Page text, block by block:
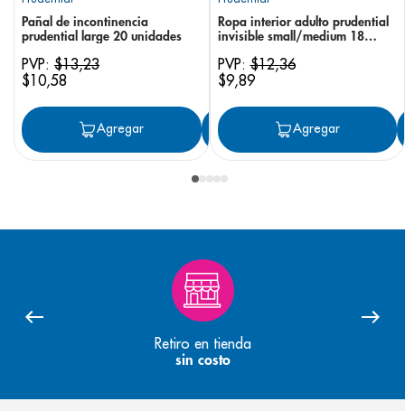
Pañal de incontinencia
prudential large 20 unidades
PVP: $13,23
$10,58
Agregar Agregar
Ropa interior adulto prudential
invisible small/medium 18
PVP:$12,36
$9,89
Agregar
Retiro en tienda
sin costo